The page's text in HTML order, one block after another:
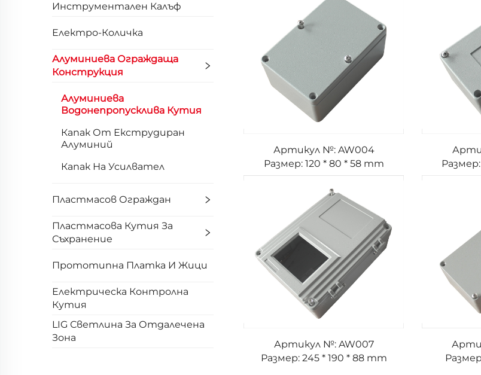
Инструментален Калъф
Електро-Количка
Алуминиева Ограждаща
Конструкция
Алуминиева
Водонепропусклива Кутия
Капак От Екструдиран
Алуминий
Капак На Усилвател
Пластмасов Ограждан
Пластмасова Кутия За
Съхранение
Прототипна Платка И Жици
Електрическа Контролна
Кутия
LIG Светлина За Отдалечена
Зона
Артикул №: AW004
Размер: 120 * 80 * 58 mm
Артикул №: AW007
Размер: 245 * 190 * 88 mm